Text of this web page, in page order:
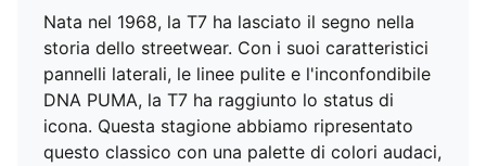
Nata nel 1968, la T7 ha lasciato il segno nella
storia dello streetwear. Con i suoi caratteristici
pannelli laterali, le linee pulite e l'inconfondibile
DNA PUMA, la T7 ha raggiunto lo status di
icona. Questa stagione abbiamo ripresentato
questo classico con una palette di colori audaci,